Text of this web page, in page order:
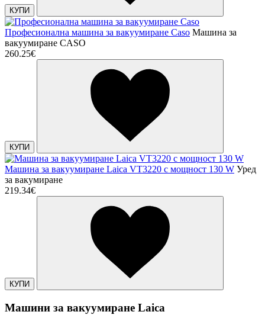
КУПИ
Професионална машина за вакуумиране Caso Машина за
вакуумиране CASO
260.25€
КУПИ
Машина за вакуумиране Laica VT3220 с мощност 130 W Уред
за вакумиране
219.34€
КУПИ
Машини за вакуумиране Laica